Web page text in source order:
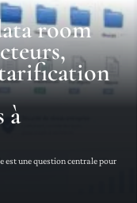
room
à
est une question centrale pour